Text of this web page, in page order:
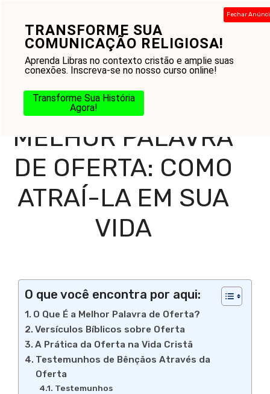
TRANSFORME SUA
COMUNICAÇÃO RELIGIOSA!
Aprenda Libras no contexto cristão e amplie suas
conexões. Inscreva-se no nosso curso online!
Transforme Sua História
Agora!
Fechar
conteúdo
Home-Blog-Reflexões Diárias-Mensagens
Palavra de Oferta: Como Atraí-la em Sua Vida
MELHOR PALAVRA
DE OFERTA: COMO
ATRAÍ-LA EM SUA
VIDA
O que você encontra por aqui:
O Que É a Melhor Palavra de Oferta?
Versículos Bíblicos sobre Oferta
A Prática da Oferta na Vida Cristã
Testemunhos de Bênçãos Através da
Oferta
Testemunhos